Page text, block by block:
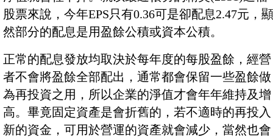
股票來說，今年EPS只有0.36可是卻配息2.47元，顯
然部分的配息是用盈餘公積或資本公積。
正常的配息發放均取決於每年度的每股盈餘，經營
者不會將盈餘全部配出，通常都會保留一些盈餘做
為再投資之用，所以企業的淨值才會年年維持及增
高。畢竟固定資產是會折舊的，若不適時的再投入
新的資金，可用於營運的資產就會減少，當然也會